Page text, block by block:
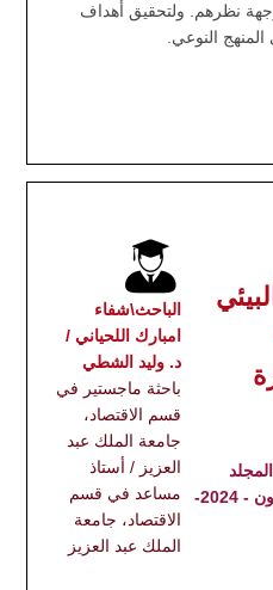
نظرهم. ولتحقيق أهداف
المنهج النوعي.
الباحث\شفاء
امبارك اللحياني /
د. وليد الشطي
باحثة ماجستير في
قسم الاقتصاد،
جامعة الملك عبد
العزيز / أستاذ
مساعد في قسم
الاقتصاد، جامعة
الملك عبد العزيز
المجلد
السادس - الإصدار الثالث والستون - 2024-